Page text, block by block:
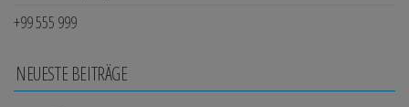
+99 555 999
NEUESTE BEITRÄGE